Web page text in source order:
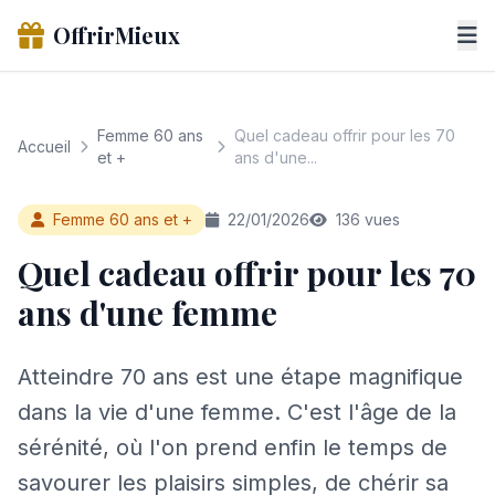
OffrirMieux
Accueil
Femme 60 ans
et +
Quel cadeau offrir pour les 70
ans d'une...
Femme 60 ans et + 22/01/2026 136 vues
Quel cadeau offrir pour les 70
ans d'une femme
Atteindre 70 ans est une étape magnifique
dans la vie d'une femme. C'est l'âge de la
sérénité, où l'on prend enfin le temps de
savourer les plaisirs simples, de chérir sa